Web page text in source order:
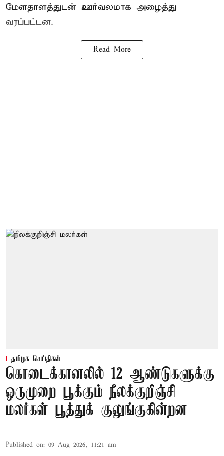
மேளதாளத்துடன் ஊர்வலமாக அழைத்து
வரப்பட்டன.
Read More
தமிழக செய்திகள்
கொடைக்கானலில் 12 ஆண்டுகளுக்கு
ஒருமுறை பூக்கும் நீலக்குறிஞ்சி
மலர்கள் பூத்துக் குலுங்குகின்றன
Published on: 09 Aug 2026, 11:21 am